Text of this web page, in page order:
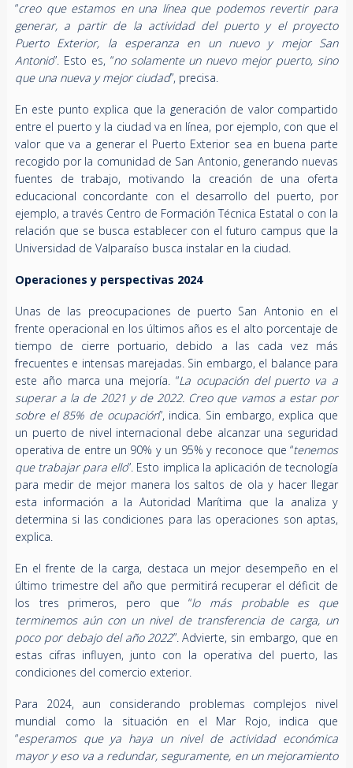
“creo que estamos en una línea que podemos revertir para
generar, a partir de la actividad del puerto y el proyecto
Puerto Exterior, la esperanza en un nuevo y mejor San
Antonio”. Esto es, “no solamente un nuevo mejor puerto, sino
que una nueva y mejor ciudad”, precisa.
En este punto explica que la generación de valor compartido
entre el puerto y la ciudad va en línea, por ejemplo, con que el
valor que va a generar el Puerto Exterior sea en buena parte
recogido por la comunidad de San Antonio, generando nuevas
fuentes de trabajo, motivando la creación de una oferta
educacional concordante con el desarrollo del puerto, por
ejemplo, a través Centro de Formación Técnica Estatal o con la
relación que se busca establecer con el futuro campus que la
Universidad de Valparaíso busca instalar en la ciudad.
Operaciones y perspectivas 2024
Unas de las preocupaciones de puerto San Antonio en el
frente operacional en los últimos años es el alto porcentaje de
tiempo de cierre portuario, debido a las cada vez más
frecuentes e intensas marejadas. Sin embargo, el balance para
este año marca una mejoría. “La ocupación del puerto va a
superar a la de 2021 y de 2022. Creo que vamos a estar por
sobre el 85% de ocupación”, indica. Sin embargo, explica que
un puerto de nivel internacional debe alcanzar una seguridad
operativa de entre un 90% y un 95% y reconoce que “tenemos
que trabajar para ello”. Esto implica la aplicación de tecnología
para medir de mejor manera los saltos de ola y hacer llegar
esta información a la Autoridad Marítima que la analiza y
determina si las condiciones para las operaciones son aptas,
explica.
En el frente de la carga, destaca un mejor desempeño en el
último trimestre del año que permitirá recuperar el déficit de
los tres primeros, pero que “lo más probable es que
terminemos aún con un nivel de transferencia de carga, un
poco por debajo del año 2022”. Advierte, sin embargo, que en
estas cifras influyen, junto con la operativa del puerto, las
condiciones del comercio exterior.
Para 2024, aun considerando problemas complejos nivel
mundial como la situación en el Mar Rojo, indica que
“esperamos que ya haya un nivel de actividad económica
mayor y eso va a redundar, seguramente, en un mejoramiento